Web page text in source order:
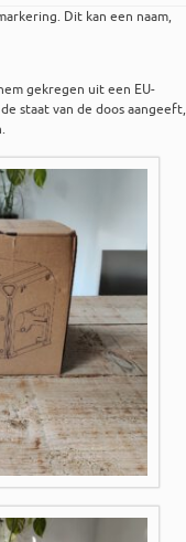
Dit kan een naam,
gekregen uit een EU-
staat van de doos aangeeft,